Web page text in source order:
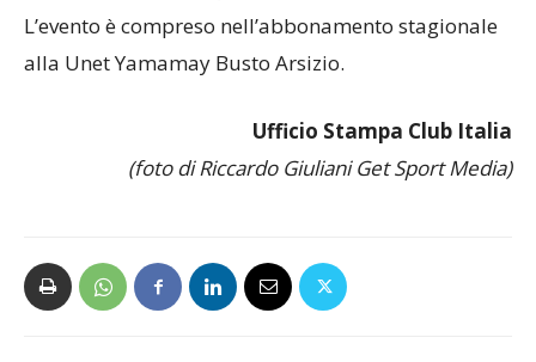
L’evento è compreso nell’abbonamento stagionale
alla Unet Yamamay Busto Arsizio.
Ufficio Stampa Club Italia
(foto di Riccardo Giuliani Get Sport Media)